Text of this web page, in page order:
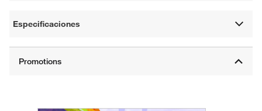
Especificaciones